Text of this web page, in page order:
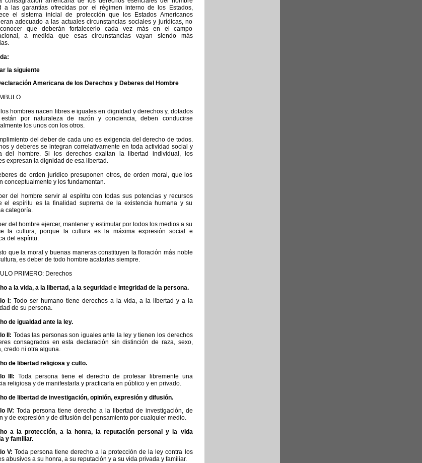
a las garantías ofrecidas por el régimen interno de los Estados,
el sistema inicial de protección que los Estados Americanos
adecuado a las actuales circunstancias sociales y jurídicas, no
que deberán fortalecerlo cada vez más en el campo
a medida que esas circunstancias vayan siendo más
la siguiente
Americana de los Derechos y Deberes del Hombre
hombres nacen libres e iguales en dignidad y derechos y, dotados
por naturaleza de razón y conciencia, deben conducirse
los unos con los otros.
del deber de cada uno es exigencia del derecho de todos.
y deberes se integran correlativamente en toda actividad social y
del hombre. Si los derechos exaltan la libertad individual, los
expresan la dignidad de esa libertad.
de orden jurídico presuponen otros, de orden moral, que los
conceptualmente y los fundamentan.
del hombre servir al espíritu con todas sus potencias y recursos
el espíritu es la finalidad suprema de la existencia humana y su
categoría.
del hombre ejercer, mantener y estimular por todos los medios a su
la cultura, porque la cultura es la máxima expresión social e
del espíritu.
que la moral y buenas maneras constituyen la floración más noble
es deber de todo hombre acatarlas siempre.
PRIMERO: Derechos
a la vida, a la libertad, a la seguridad e integridad de la persona.
I: Todo ser humano tiene derechos a la vida, a la libertad y a la
de su persona.
de igualdad ante la ley.
II: Todas las personas son iguales ante la ley y tienen los derechos
consagrados en esta declaración sin distinción de raza, sexo,
credo ni otra alguna.
de libertad religiosa y culto.
III:Toda persona tiene el derecho de profesar libremente una
religiosa y de manifestarla y practicarla en público y en privado.
de libertad de investigación, opinión, expresión y difusión.
IV:Toda persona tiene derecho a la libertad de investigación, de
y de expresión y de difusión del pensamiento por cualquier medio.
a la protección, a la honra, la reputación personal y la vida
y familiar.
V: Toda persona tiene derecho a la protección de la ley contra los
abusivos a su honra, a su reputación y a su vida privada y familiar.